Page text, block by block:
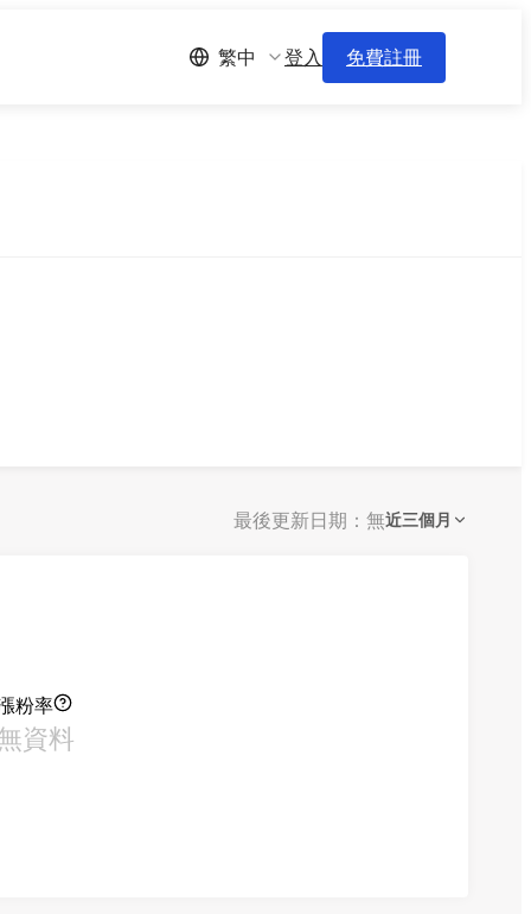
繁中 登入 免費註冊
最後更新日期：無近三個月
粉率
資料